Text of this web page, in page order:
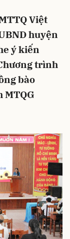
Việt
huyện
ý kiến
trình
bào
MTQG